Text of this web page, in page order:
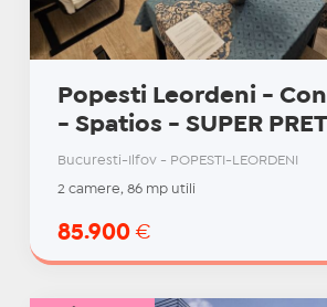
Popesti Leordeni -
- Spatios - SUPER PRET
Bucuresti-Ilfov - POPESTI-LEORDENI
2 camere, 86 mp utili
85.900 €